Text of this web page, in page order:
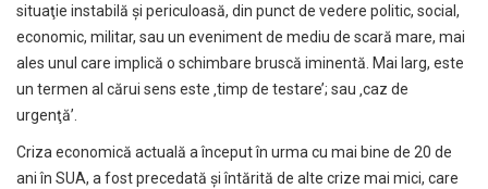
situaţie instabilă şi periculoasă, din punct de vedere politic, social,
economic, militar, sau un eveniment de mediu de scară mare, mai
ales unul care implică o schimbare bruscă iminentă. Mai larg, este
un termen al cărui sens este ‚timp de testare’; sau ‚caz de
urgenţă’.
Criza economică actuală a început în urma cu mai bine de 20 de
ani în SUA, a fost precedată şi întărită de alte crize mai mici, care